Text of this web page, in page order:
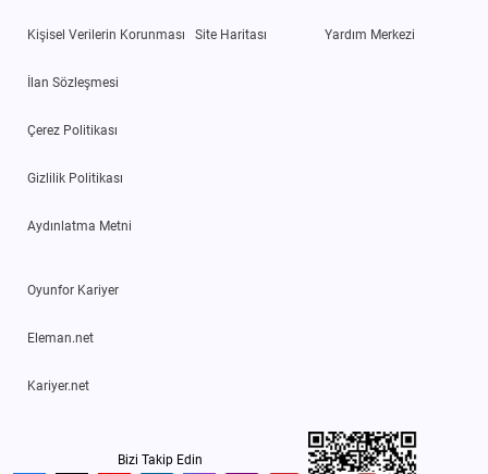
Kişisel Verilerin Korunması
İlan Sözleşmesi
Çerez Politikası
Gizlilik Politikası
Aydınlatma Metni
Site Haritası Yardım Merkezi
Oyunfor Kariyer
Eleman.net
Kariyer.net
Bizi Takip Edin